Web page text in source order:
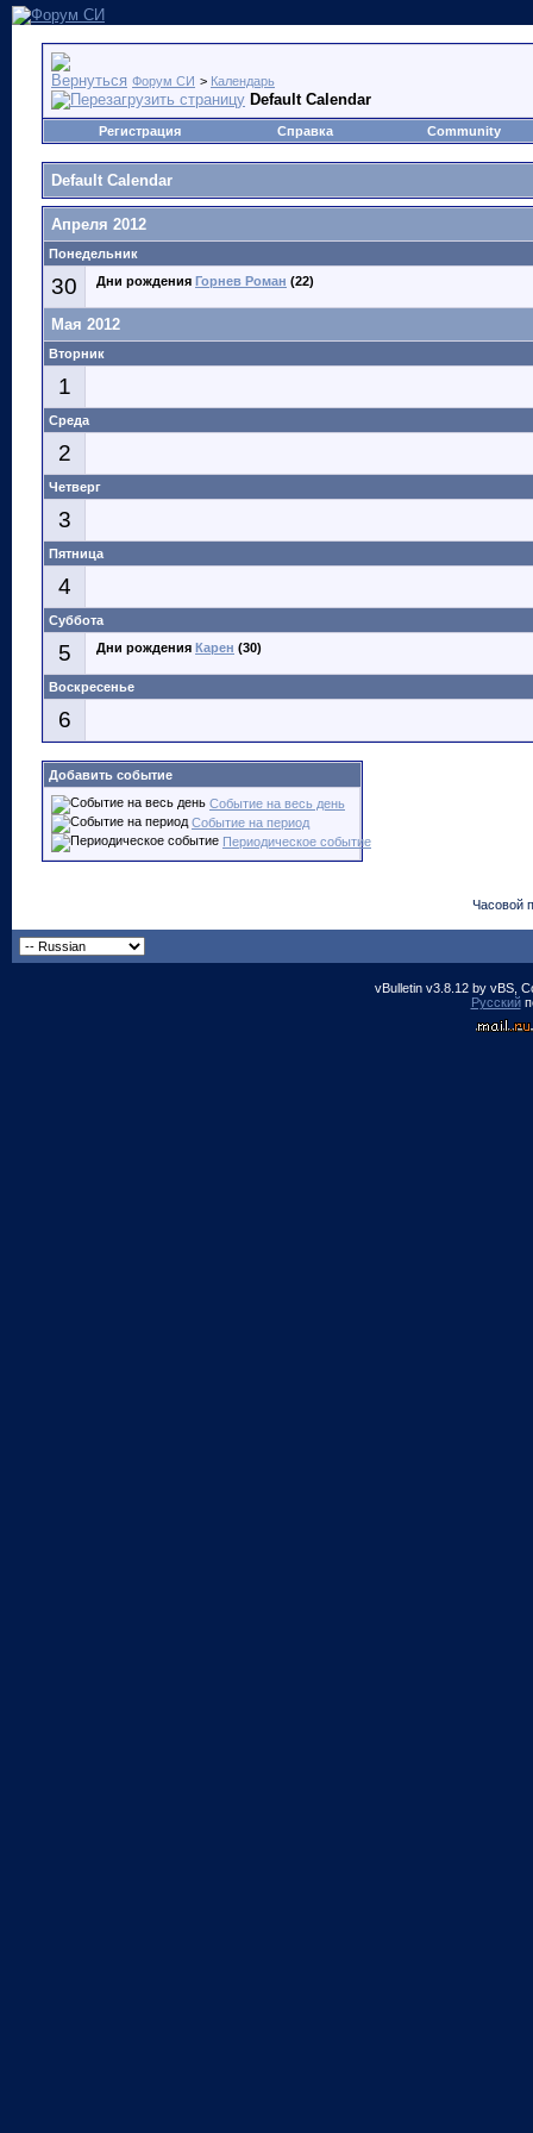
Форум СИ > Календарь
Default Calendar
Регистрация Справка Community
Default Calendar
Апреля 2012
Понедельник
30 Дни рождения Горнев Роман (22)
Мая 2012
Вторник
1
Среда
2
Четверг
3
Пятница
4
Суббота
5 Дни рождения Карен (30)
Воскресенье
6
Добавить событие
Событие на весь день
Событие на период
Периодическое событие
Часовой
vBulletin v3.8.12 by vBS,
Русский